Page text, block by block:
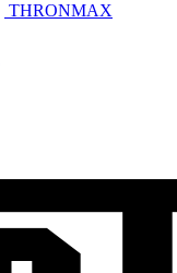
THRONMAX